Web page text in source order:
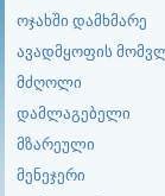
ოჯახში დამხმარე
ავადმყოფის
მძღოლი
დამლაგებელი
მზარეული
მენეჯერი